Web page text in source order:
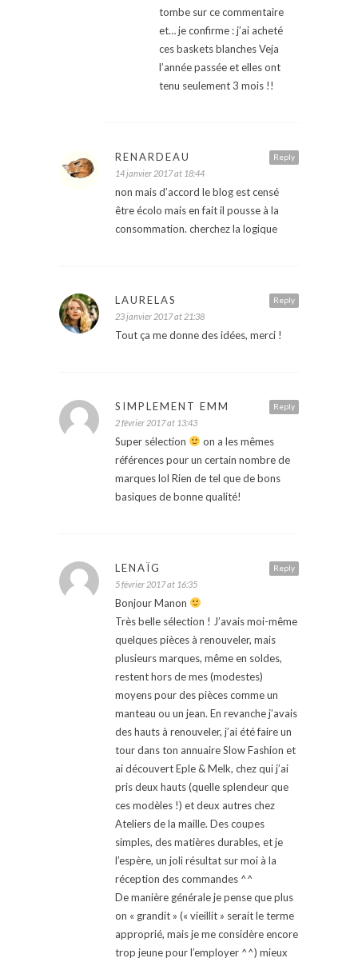
tombe sur ce commentaire
et… je confirme : j’ai acheté
ces baskets blanches Veja
l’année passée et elles ont
tenu seulement 3 mois !!
Reply
RENARDEAU
14 janvier 2017 at 18:44
non mais d’accord le blog est censé
être écolo mais en fait il pousse à la
consommation. cherchez la logique
Reply
LAURELAS
23 janvier 2017 at 21:38
Tout ça me donne des idées, merci !
Reply
SIMPLEMENT EMM
2 février 2017 at 13:43
Super sélection
on a les mêmes
références pour un certain nombre de
marques lol Rien de tel que de bons
basiques de bonne qualité!
Reply
LENAÏG
5 février 2017 at 16:35
Bonjour Manon
Très belle sélection ! J’avais moi-même
quelques pièces à renouveler, mais
plusieurs marques, même en soldes,
restent hors de mes (modestes)
moyens pour des pièces comme un
manteau ou un jean. En revanche j’avais
des hauts à renouveler, j’ai été faire un
tour dans ton annuaire Slow Fashion et
ai découvert Eple & Melk, chez qui j’ai
pris deux hauts (quelle splendeur que
ces modèles !) et deux autres chez
Ateliers de la maille. Des coupes
simples, des matières durables, et je
l’espère, un joli résultat sur moi à la
réception des commandes ^^
De manière générale je pense que plus
on « grandit » (« vieillit » serait le terme
approprié, mais je me considère encore
trop jeune pour l’employer ^^) mieux